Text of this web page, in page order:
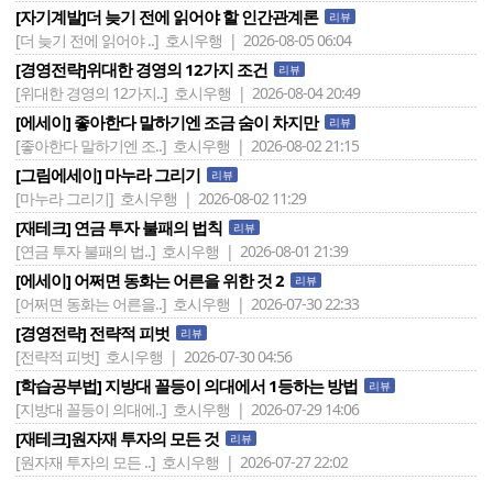
[자기계발]더 늦기 전에 읽어야 할 인간관계론 리뷰
[더 늦기 전에 읽어야 ..] 호시우행 | 2026-08-05 06:04
[경영전략]위대한 경영의 12가지 조건 리뷰
[위대한 경영의 12가지..] 호시우행 | 2026-08-04 20:49
[에세이] 좋아한다 말하기엔 조금 숨이 차지만 리뷰
[좋아한다 말하기엔 조..] 호시우행 | 2026-08-02 21:15
[그림에세이] 마누라 그리기 리뷰
[마누라 그리기] 호시우행 | 2026-08-02 11:29
[재테크] 연금 투자 불패의 법칙 리뷰
[연금 투자 불패의 법..] 호시우행 | 2026-08-01 21:39
[에세이] 어쩌면 동화는 어른을 위한 것 2 리뷰
[어쩌면 동화는 어른을..] 호시우행 | 2026-07-30 22:33
[경영전략] 전략적 피벗 리뷰
[전략적 피벗] 호시우행 | 2026-07-30 04:56
[학습공부법] 지방대 꼴등이 의대에서 1등하는 방법 리뷰
[지방대 꼴등이 의대에..] 호시우행 | 2026-07-29 14:06
[재테크]원자재 투자의 모든 것 리뷰
[원자재 투자의 모든 ..] 호시우행 | 2026-07-27 22:02